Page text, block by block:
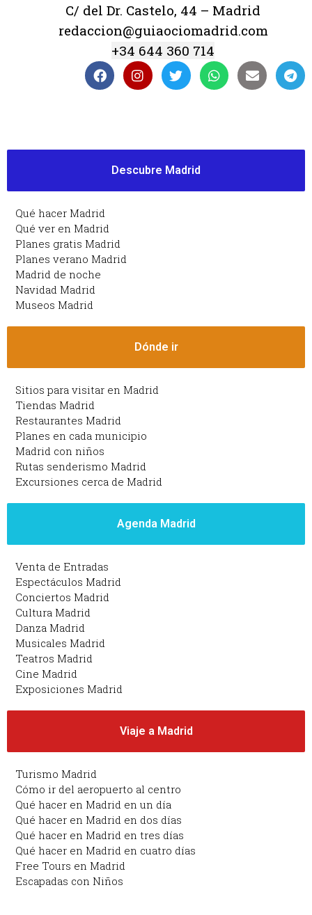
C/ del Dr. Castelo, 44 – Madrid
redaccion@guiaociomadrid.com
+34 644 360 714
Descubre Madrid
Qué hacer Madrid
Qué ver en Madrid
Planes gratis Madrid
Planes verano Madrid
Madrid de noche
Navidad Madrid
Museos Madrid
Dónde ir
Sitios para visitar en Madrid
Tiendas Madrid
Restaurantes Madrid
Planes en cada municipio
Madrid con niños
Rutas senderismo Madrid
Excursiones cerca de Madrid
Agenda Madrid
Venta de Entradas
Espectáculos Madrid
Conciertos Madrid
Cultura Madrid
Danza Madrid
Musicales Madrid
Teatros Madrid
Cine Madrid
Exposiciones Madrid
Viaje a Madrid
Turismo Madrid
Cómo ir del aeropuerto al centro
Qué hacer en Madrid en un día
Qué hacer en Madrid en dos días
Qué hacer en Madrid en tres días
Qué hacer en Madrid en cuatro días
Free Tours en Madrid
Escapadas con Niños